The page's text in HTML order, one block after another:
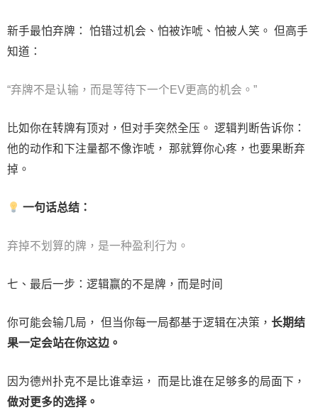
新手最怕弃牌： 怕错过机会、怕被诈唬、怕被人笑。 但高手
知道：
“弃牌不是认输，而是等待下一个EV更高的机会。”
比如你在转牌有顶对，但对手突然全压。 逻辑判断告诉你：
他的动作和下注量都不像诈唬， 那就算你心疼，也要果断弃
掉。
一句话总结：
弃掉不划算的牌，是一种盈利行为。
七、最后一步：逻辑赢的不是牌，而是时间
你可能会输几局， 但当你每一局都基于逻辑在决策， 长期结
果一定会站在你这边。
因为德州扑克不是比谁幸运， 而是比谁在足够多的局面下，
做对更多的选择。